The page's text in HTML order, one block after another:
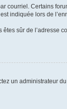
courriel. Certains
indiquée lors de
sûr de l’adresse
un administrateur